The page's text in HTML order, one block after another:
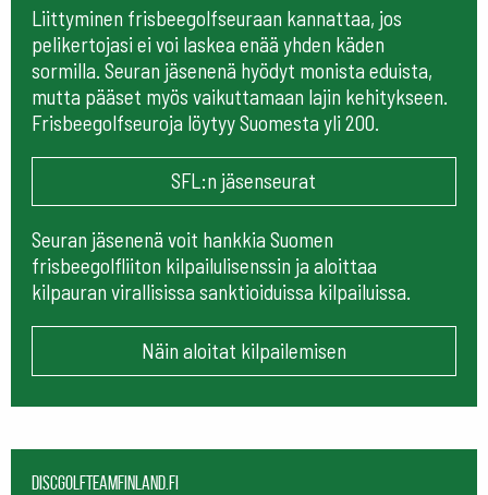
Liittyminen frisbeegolfseuraan kannattaa, jos
pelikertojasi ei voi laskea enää yhden käden
sormilla. Seuran jäsenenä hyödyt monista eduista,
mutta pääset myös vaikuttamaan lajin kehitykseen.
Frisbeegolfseuroja löytyy Suomesta yli 200.
SFL:n jäsenseurat
Seuran jäsenenä voit hankkia Suomen
frisbeegolfliiton kilpailulisenssin ja aloittaa
kilpauran virallisissa sanktioiduissa kilpailuissa.
Näin aloitat kilpailemisen
Discgolfteamfinland.fi